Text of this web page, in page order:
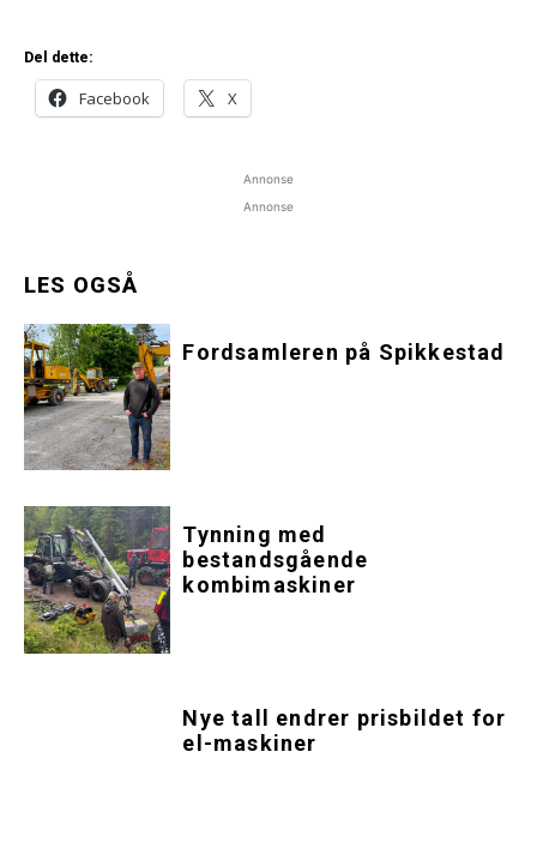
Del dette:
Facebook X
Annonse
Annonse
LES OGSÅ
Fordsamleren på Spikkestad
Tynning med
bestandsgående
kombimaskiner
Nye tall endrer prisbildet for
el-maskiner